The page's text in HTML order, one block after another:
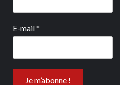
E-mail*